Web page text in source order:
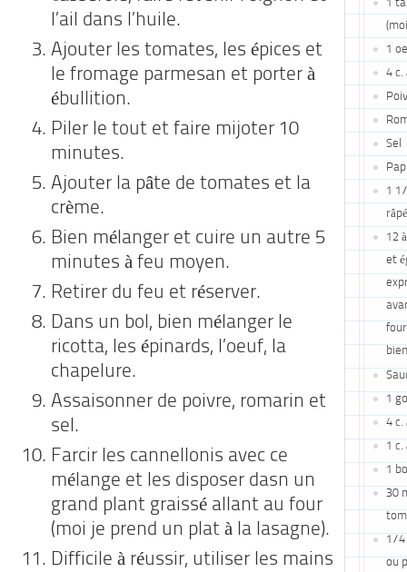
1
1
4 c.
Sel
1
râpé
12
et
1
4 c.
1 c.
1
30
1/4
ou
l’ail dans l’huile.
Ajouter les tomates, les épices et
le fromage parmesan et porter à
ébullition.
Piler le tout et faire mijoter 10
minutes.
Ajouter la pâte de tomates et la
crème.
Bien mélanger et cuire un autre 5
minutes à feu moyen.
Retirer du feu et réserver.
Dans un bol, bien mélanger le
ricotta, les épinards, l’oeuf, la
chapelure.
Assaisonner de poivre, romarin et
sel.
Farcir les cannellonis avec ce
mélange et les disposer dasn un
grand plant graissé allant au four
(moi je prend un plat à la lasagne).
Difficile à réussir, utiliser les mains